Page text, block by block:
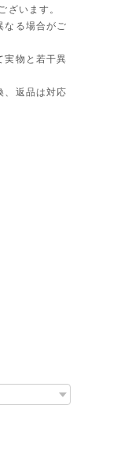
ざいます。
なる場合がご
実物と若干異
、返品は対応